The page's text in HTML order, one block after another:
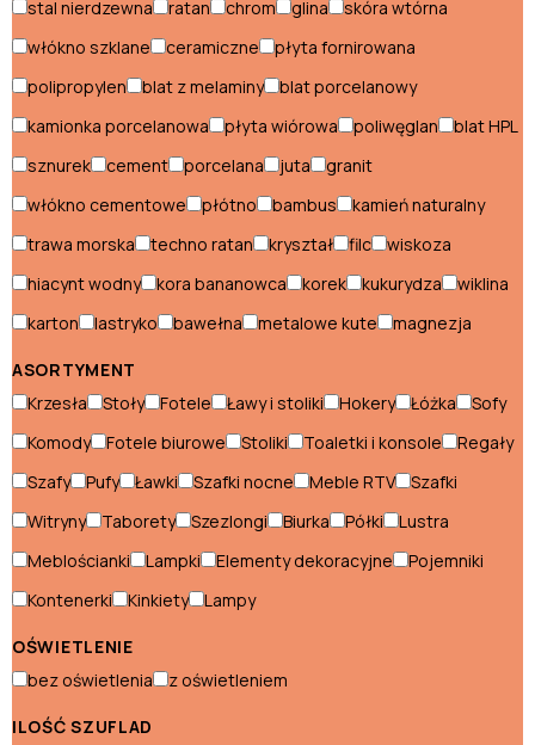
Piecyki pod ognisko
Wózki ogrodowe
Leżaki i longi
Łóżka ogrodowe
Meble ogrodowe
Fotele ogrodowe
Komplety mebli ogrodowych
Krzesła ogrodowe
stal nierdzewna
ratan chrom glina
skóra wtórna
włókno szklane
ceramiczne
płyta fornirowana
polipropylen
blat z melaminy
blat porcelanowy
kamionka porcelanowa
płyta wiórowa poliwęglan
blat HPL
sznurek
cement porcelana juta
granit
włókno cementowe
płótno bambus
kamień naturalny
trawa morska
techno ratan kryształ filc
wiskoza
hiacynt wodny
kora bananowca korek kukurydza
wiklina
karton
lastryko bawełna metalowe kute magnezja
ASORTYMENT
Krzesła
Stoły Fotele Ławy i stoliki Hokery Łóżka
Sofy
Komody
Fotele biurowe Stoliki Toaletki i konsole
Regały
Szafy
Pufy Ławki Szafki nocne Meble RTV
Szafki
Witryny
Taborety Szezlongi Biurka Półki
Lustra
Meblościanki
Lampki Elementy dekoracyjne
Pojemniki
Kontenerki
Kinkiety Lampy
OŚWIETLENIE
bez oświetlenia
z oświetleniem
ILOŚĆ SZUFLAD